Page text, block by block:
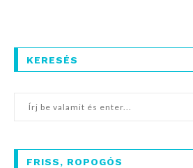
KERESÉS
FRISS, ROPOGÓS